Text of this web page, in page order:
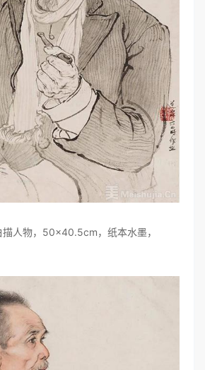
描人物，50×40.5cm，纸本水墨，